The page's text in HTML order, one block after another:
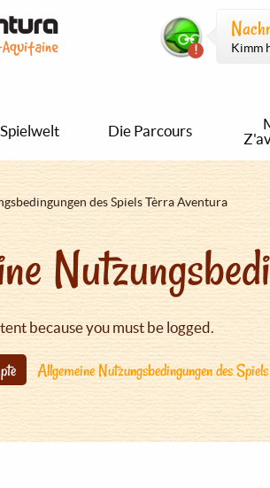
Kimm
Die Parcours
des Spiels Tèrra Aventura
because you must be logged.
Allgemeine Nutzungsbedingungen des